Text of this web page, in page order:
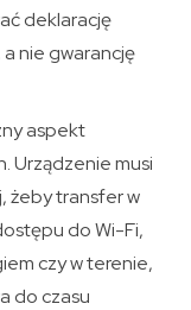
deklarację
nie gwarancję
aspekt
Urządzenie musi
żeby transfer w
do Wi-Fi,
czy w terenie,
do czasu